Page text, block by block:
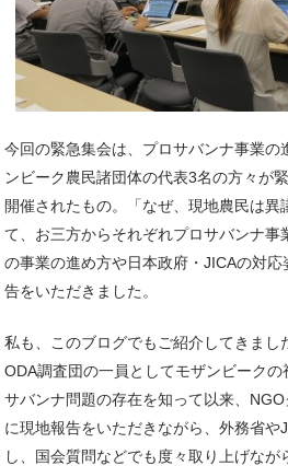
今回の緊急集会は、プロサバンナ事業の
ンビーク農民諸団体の代表3名の方々が
開催されたもの。「なぜ、現地農民は異
て、お三方からそれぞれプロサバンナ
の事業の進め方や日本政府・JICAの対
告をいただきました。
私も、このブログでもご紹介してきま
ODA調査団の一員としてモザンビーク
サバンナ問題の存在を知って以来、
に現地報告をいただきながら、外務省や
し、国会質問などでも度々取り上げなが